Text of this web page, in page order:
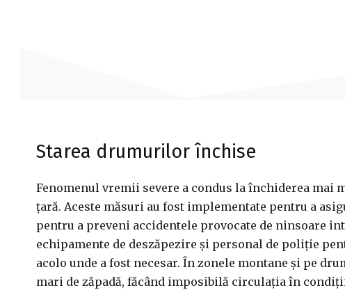
Starea drumurilor închise
Fenomenul vremii severe a condus la închiderea mai
țară. Aceste măsuri au fost implementate pentru a
pentru a preveni accidentele provocate de ninsoare
echipamente de deszăpezire și personal de poliție
acolo unde a fost necesar. În zonele montane și pe
mari de zăpadă, făcând imposibilă circulația în